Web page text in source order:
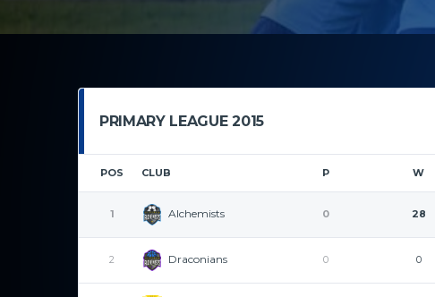
PRIMARY LEAGUE 2015
POS CLUB P W
1 Alchemists 0 28
2 Draconians 0 0